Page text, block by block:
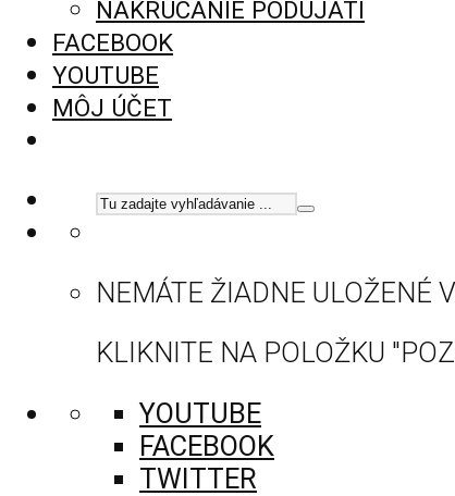
NAKRÚCANIE PODUJATÍ
FACEBOOK
YOUTUBE
MÔJ ÚČET
NEMÁTE ŽIADNE ULOŽENÉ
KLIKNITE NA POLOŽKU
YOUTUBE
FACEBOOK
TWITTER